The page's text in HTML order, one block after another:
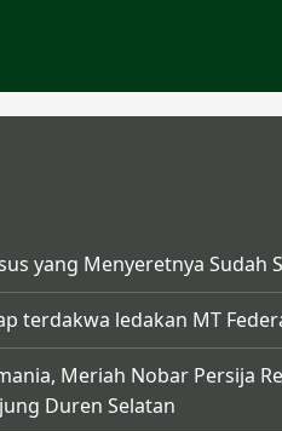
yang Menyeretnya Sudah
terdakwa ledakan MT
Meriah Nobar Persija
Duren Selatan